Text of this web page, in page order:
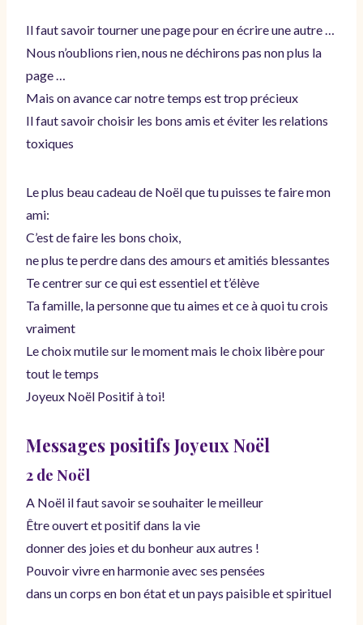
Il faut savoir tourner une page pour en écrire une autre …
Nous n’oublions rien, nous ne déchirons pas non plus la
page …
Mais on avance car notre temps est trop précieux
Il faut savoir choisir les bons amis et éviter les relations
toxiques
Le plus beau cadeau de Noël que tu puisses te faire mon
ami:
C’est de faire les bons choix,
ne plus te perdre dans des amours et amitiés blessantes
Te centrer sur ce qui est essentiel et t’élève
Ta famille, la personne que tu aimes et ce à quoi tu crois
vraiment
Le choix mutile sur le moment mais le choix libère pour
tout le temps
Joyeux Noël Positif à toi!
Messages positifs Joyeux Noël
2 de Noël
A Noël il faut savoir se souhaiter le meilleur
Être ouvert et positif dans la vie
donner des joies et du bonheur aux autres !
Pouvoir vivre en harmonie avec ses pensées
dans un corps en bon état et un pays paisible et spirituel